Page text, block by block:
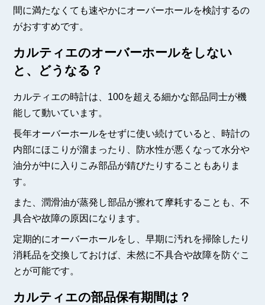
間に満たなくても速やかにオーバーホールを検討するの
がおすすめです。
カルティエのオーバーホールをしない
と、どうなる？
カルティエの時計は、100を超える細かな部品同士が機
能して動いています。
長年オーバーホールをせずに使い続けていると、時計の
内部にほこりが溜まったり、防水性が悪くなって水分や
油分が中に入りこみ部品が錆びたりすることもありま
す。
また、潤滑油が蒸発し部品が擦れて摩耗することも、不
具合や故障の原因になります。
定期的にオーバーホールをし、早期に汚れを掃除したり
消耗品を交換しておけば、未然に不具合や故障を防ぐこ
とが可能です。
カルティエの部品保有期間は？